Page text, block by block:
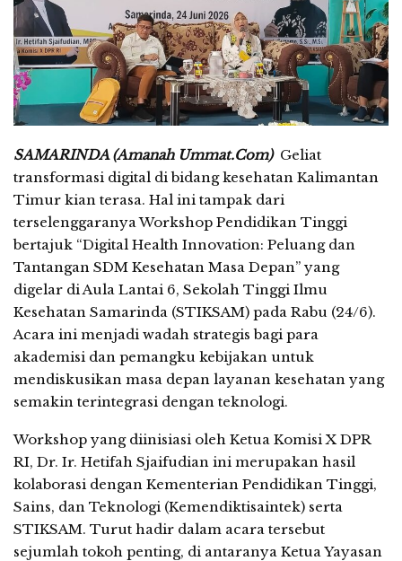
SAMARINDA (Amanah Ummat.Com) Geliat
transformasi digital di bidang kesehatan Kalimantan
Timur kian terasa. Hal ini tampak dari
terselenggaranya Workshop Pendidikan Tinggi
bertajuk “Digital Health Innovation: Peluang dan
Tantangan SDM Kesehatan Masa Depan” yang
digelar di Aula Lantai 6, Sekolah Tinggi Ilmu
Kesehatan Samarinda (STIKSAM) pada Rabu (24/6).
Acara ini menjadi wadah strategis bagi para
akademisi dan pemangku kebijakan untuk
mendiskusikan masa depan layanan kesehatan yang
semakin terintegrasi dengan teknologi.
Workshop yang diinisiasi oleh Ketua Komisi X DPR
RI, Dr. Ir. Hetifah Sjaifudian ini merupakan hasil
kolaborasi dengan Kementerian Pendidikan Tinggi,
Sains, dan Teknologi (Kemendiktisaintek) serta
STIKSAM. Turut hadir dalam acara tersebut
sejumlah tokoh penting, di antaranya Ketua Yayasan